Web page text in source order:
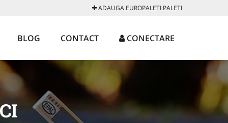
ADAUGA EUROPALETI PALETI
BLOG CONTACT CONECTARE